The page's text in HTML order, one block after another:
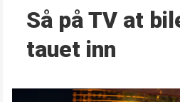
Så på TV at
tauet inn